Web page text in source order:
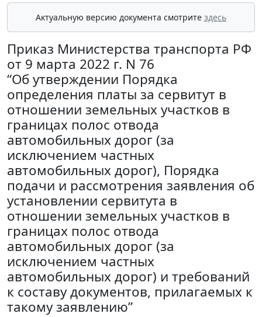
Актуальную версию документа смотрите здесь
Приказ Министерства транспорта РФ
от 9 марта 2022 г. N 76
“Об утверждении Порядка
определения платы за сервитут в
отношении земельных участков в
границах полос отвода
автомобильных дорог (за
исключением частных
автомобильных дорог), Порядка
подачи и рассмотрения заявления об
установлении сервитута в
отношении земельных участков в
границах полос отвода
автомобильных дорог (за
исключением частных
автомобильных дорог) и требований
к составу документов, прилагаемых к
такому заявлению”